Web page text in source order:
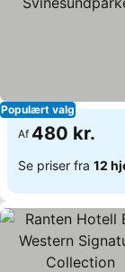
Populært valg
Af 480 kr.
Se priser fra 12